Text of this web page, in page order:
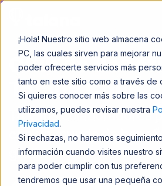
¡Hola! Nuestro sitio web almacena
PC, las cuales sirven para mejorar
poder ofrecerte servicios más
tanto en este sitio como a través de
Si quieres conocer más sobre las
utilizamos, puedes revisar nuestra
Privacidad.
Si rechazas, no haremos
información cuando visites nuestro
para poder cumplir con tus
tendremos que usar una pequeña
Club de
Talana Chile
Tú y tus colaboradores
con un mundo de
gratis.